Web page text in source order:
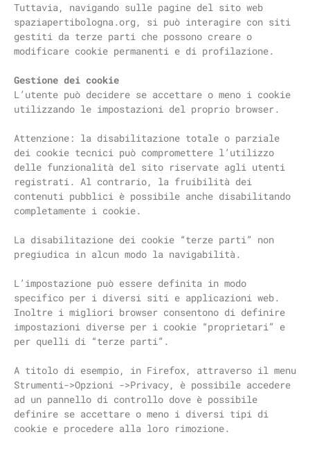
Tuttavia, navigando sulle pagine del sito web
spaziapertibologna.org, si può interagire con siti
gestiti da terze parti che possono creare o
modificare cookie permanenti e di profilazione.
Gestione dei cookie
L’utente può decidere se accettare o meno i cookie
utilizzando le impostazioni del proprio browser.
Attenzione: la disabilitazione totale o parziale
dei cookie tecnici può compromettere l’utilizzo
delle funzionalità del sito riservate agli utenti
registrati. Al contrario, la fruibilità dei
contenuti pubblici è possibile anche disabilitando
completamente i cookie.
La disabilitazione dei cookie “terze parti” non
pregiudica in alcun modo la navigabilità.
L’impostazione può essere definita in modo
specifico per i diversi siti e applicazioni web.
Inoltre i migliori browser consentono di definire
impostazioni diverse per i cookie “proprietari” e
per quelli di “terze parti”.
A titolo di esempio, in Firefox, attraverso il menu
Strumenti->Opzioni ->Privacy, è possibile accedere
ad un pannello di controllo dove è possibile
definire se accettare o meno i diversi tipi di
cookie e procedere alla loro rimozione.